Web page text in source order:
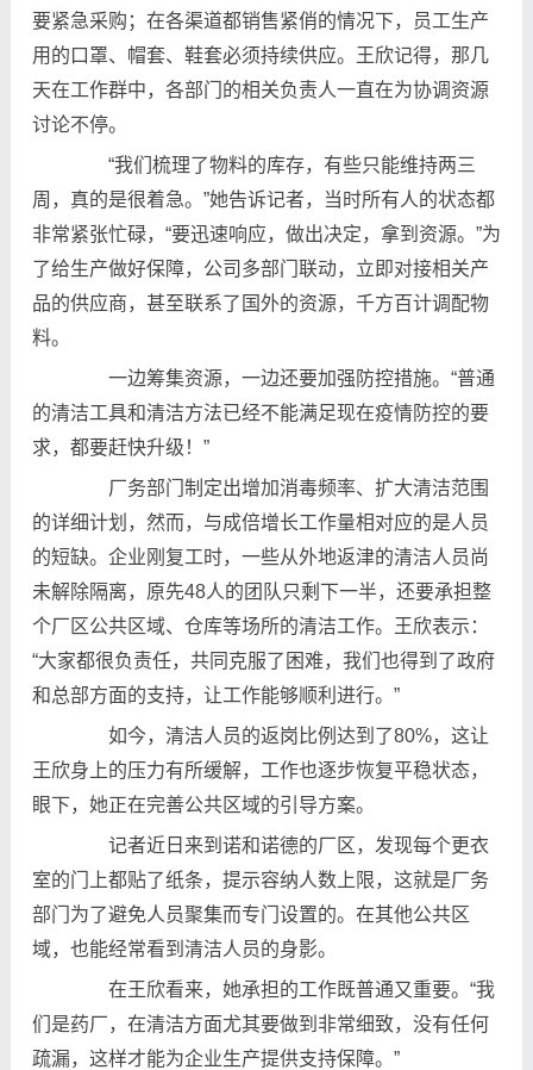
要紧急采购；在各渠道都销售紧俏的情况下，员工生产
用的口罩、帽套、鞋套必须持续供应。王欣记得，那几
天在工作群中，各部门的相关负责人一直在为协调资源
讨论不停。
“我们梳理了物料的库存，有些只能维持两三
周，真的是很着急。”她告诉记者，当时所有人的状态都
非常紧张忙碌，“要迅速响应，做出决定，拿到资源。”为
了给生产做好保障，公司多部门联动，立即对接相关产
品的供应商，甚至联系了国外的资源，千方百计调配物
料。
一边筹集资源，一边还要加强防控措施。“普通
的清洁工具和清洁方法已经不能满足现在疫情防控的要
求，都要赶快升级！”
厂务部门制定出增加消毒频率、扩大清洁范围
的详细计划，然而，与成倍增长工作量相对应的是人员
的短缺。企业刚复工时，一些从外地返津的清洁人员尚
未解除隔离，原先48人的团队只剩下一半，还要承担整
个厂区公共区域、仓库等场所的清洁工作。王欣表示：
“大家都很负责任，共同克服了困难，我们也得到了政府
和总部方面的支持，让工作能够顺利进行。”
如今，清洁人员的返岗比例达到了80%，这让
王欣身上的压力有所缓解，工作也逐步恢复平稳状态，
眼下，她正在完善公共区域的引导方案。
记者近日来到诺和诺德的厂区，发现每个更衣
室的门上都贴了纸条，提示容纳人数上限，这就是厂务
部门为了避免人员聚集而专门设置的。在其他公共区
域，也能经常看到清洁人员的身影。
在王欣看来，她承担的工作既普通又重要。“我
们是药厂，在清洁方面尤其要做到非常细致，没有任何
疏漏，这样才能为企业生产提供支持保障。”